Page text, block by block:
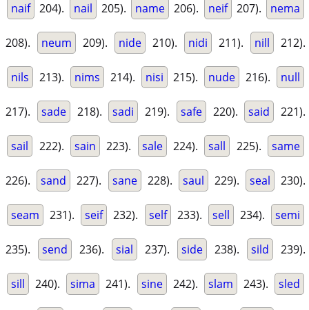
naif 204). nail 205). name 206). neif 207). nema
208). neum 209). nide 210). nidi 211). nill 212).
nils 213). nims 214). nisi 215). nude 216). null
217). sade 218). sadi 219). safe 220). said 221).
sail 222). sain 223). sale 224). sall 225). same
226). sand 227). sane 228). saul 229). seal 230).
seam 231). seif 232). self 233). sell 234). semi
235). send 236). sial 237). side 238). sild 239).
sill 240). sima 241). sine 242). slam 243). sled